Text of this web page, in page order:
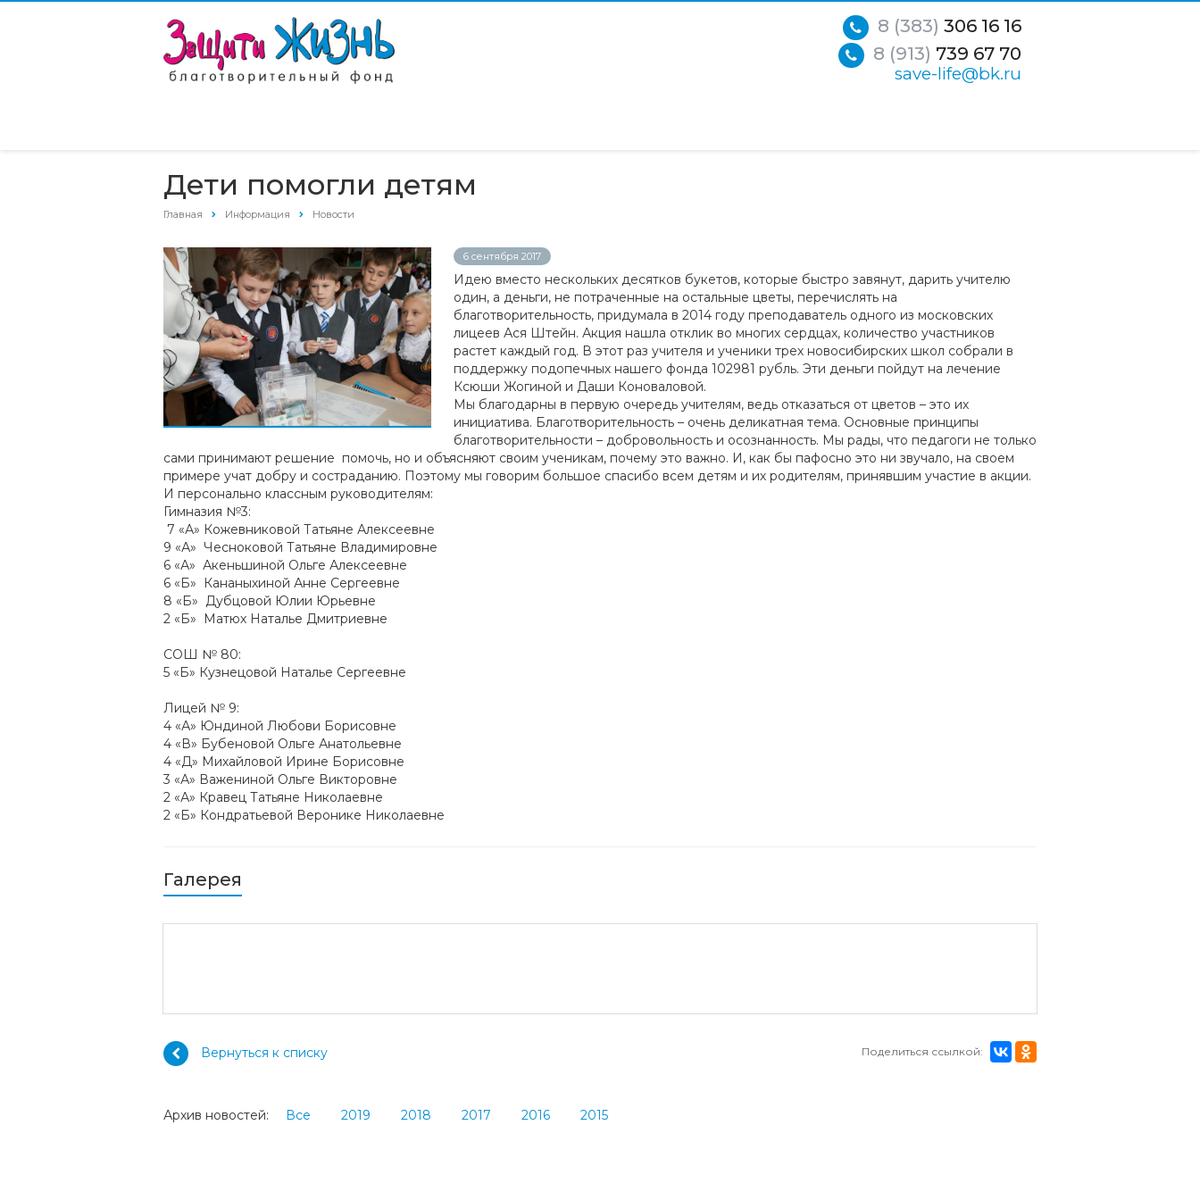
8 (383) 306 16 16
8 (913) 739 67 70
save-life@bk.ru
Дети помогли детям
Главная Информация Новости
6 сентября 2017
Идею вместо нескольких десятков букетов, которые быстро завянут, дарить учителю
один, а деньги, не потраченные на остальные цветы, перечислять на
благотворительность, придумала в 2014 году преподаватель одного из московских
лицеев Ася Штейн. Акция нашла отклик во многих сердцах, количество участников
растет каждый год. В этот раз учителя и ученики трех новосибирских школ собрали в
поддержку подопечных нашего фонда 102981 рубль. Эти деньги пойдут на лечение
Ксюши Жогиной и Даши Коноваловой.
Мы благодарны в первую очередь учителям, ведь отказаться от цветов – это их
инициатива. Благотворительность – очень деликатная тема. Основные принципы
благотворительности – добровольность и осознанность. Мы рады, что педагоги не только
сами принимают решение помочь, но и объясняют своим ученикам, почему это важно. И, как бы пафосно это ни звучало, на своем
примере учат добру и состраданию. Поэтому мы говорим большое спасибо всем детям и их родителям, принявшим участие в акции.
И персонально классным руководителям:
Гимназия №3:
7 «А» Кожевниковой Татьяне Алексеевне
9 «А» Чесноковой Татьяне Владимировне
6 «А» Акеньшиной Ольге Алексеевне
6 «Б» Кананыхиной Анне Сергеевне
8 «Б» Дубцовой Юлии Юрьевне
2 «Б» Матюх Наталье Дмитриевне
СОШ № 80:
5 «Б» Кузнецовой Наталье Сергеевне
Лицей № 9:
4 «А» Юндиной Любови Борисовне
4 «В» Бубеновой Ольге Анатольевне
4 «Д» Михайловой Ирине Борисовне
3 «А» Важениной Ольге Викторовне
2 «А» Кравец Татьяне Николаевне
2 «Б» Кондратьевой Веронике Николаевне
Галерея
Поделиться ссылкой:
Вернуться к списку
Архив новостей: Все 2019 2018 2017 2016 2015